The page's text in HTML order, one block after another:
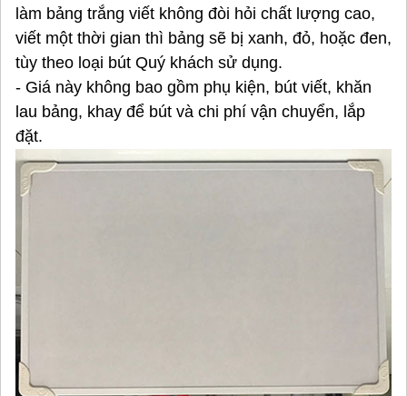
làm bảng trắng viết không đòi hỏi chất lượng cao,
viết một thời gian thì bảng sẽ bị xanh, đỏ, hoặc đen,
tùy theo loại bút Quý khách sử dụng.
- Giá này không bao gồm phụ kiện, bút viết, khăn
lau bảng, khay để bút và chi phí vận chuyển, lắp
đặt.